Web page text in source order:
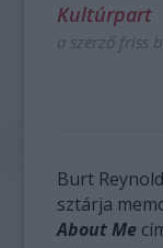
Kultúrpart
a szerző friss
Burt
sztárja
About Me